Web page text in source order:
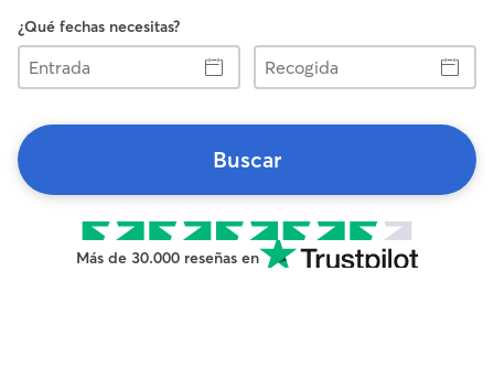
¿Qué fechas necesitas?
Entrada
Recogida
Buscar
Más de 30.000 reseñas en